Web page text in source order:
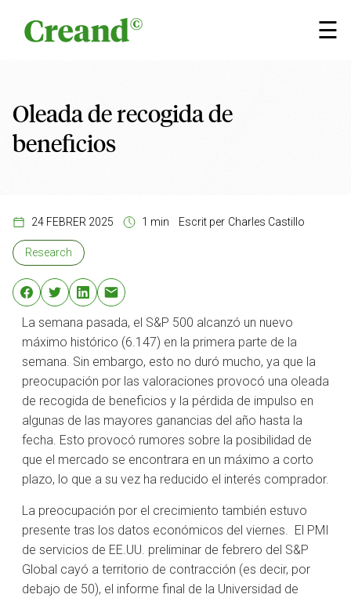
☰
×
Oleada de recogida de
beneficios
24 FEBRER 2025 1 min Escrit per Charles Castillo
Research
La semana pasada, el S&P 500 alcanzó un nuevo
máximo histórico (6.147) en la primera parte de la
semana. Sin embargo, esto no duró mucho, ya que la
preocupación por las valoraciones provocó una oleada
de recogida de beneficios y la pérdida de impulso en
algunas de las mayores ganancias del año hasta la
fecha. Esto provocó rumores sobre la posibilidad de
que el mercado se encontrara en un máximo a corto
plazo, lo que a su vez ha reducido el interés comprador.
La preocupación por el crecimiento también estuvo
presente tras los datos económicos del viernes. El PMI
de servicios de EE.UU. preliminar de febrero del S&P
Global cayó a territorio de contracción (es decir, por
debajo de 50), el informe final de la Universidad de